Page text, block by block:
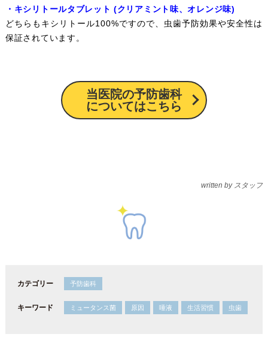
・キシリトールタブレット (クリアミント味、オレンジ味)
どちらもキシリトール100%ですので、虫歯予防効果や安全性は
保証されています。
当医院の予防歯科
についてはこちら
written by スタッフ
カテゴリー 予防歯科
キーワード ミュータンス菌 原因 唾液 生活習慣 虫歯